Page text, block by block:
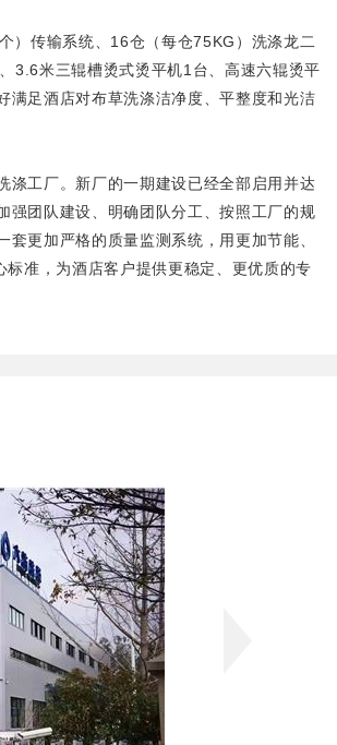
）传输系统、16仓（每仓75KG）洗涤龙二
3.6米三辊槽烫式烫平机1台、高速六辊烫平
满足酒店对布草洗涤洁净度、平整度和光洁
涤工厂。新厂的一期建设已经全部启用并达
强团队建设、明确团队分工、按照工厂的规
更加严格的质量监测系统，用更加节能、
准，为酒店客户提供更稳定、更优质的专